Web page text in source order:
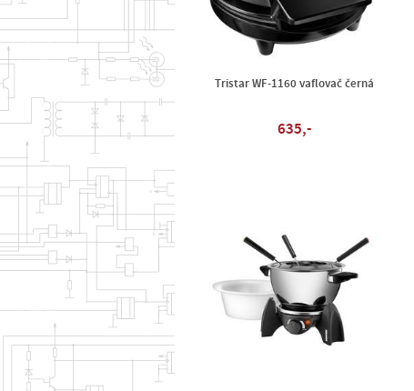
Tristar WF-1160 vaflovač černá
635,-